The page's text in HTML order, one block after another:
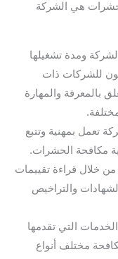
هي الشركة
ومدة تشغيلها
للشركات ذات
بالمعرفة والمهارة
تعمل بمهنية وتتبع
مكافحة الحشرات.
خلال قراءة تقييمات
والتراخيص
التي تقدمها
مختلف أنواع